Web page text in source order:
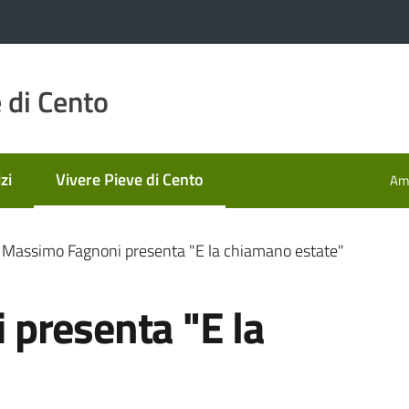
Cento
Vivere Pieve di Cento
Menu selezionato
Massimo Fagnoni presenta "E la chiamano estate"
"E la